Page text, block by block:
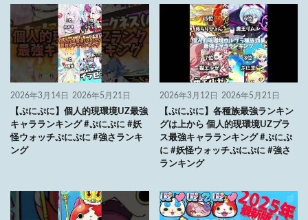
2026年3月14日 2026年5月21日
【ぷにぷに】個人的現環境UZ最強
キャラランキング #ぷにぷに #妖
怪ウォッチぷにぷに #強さランキ
ング
2026年3月12日 2026年5月21日
【ぷにぷに】各種族最強ランキン
グは上から 個人的現環境UZプラ
ス最強キャラランキング #ぷにぷ
に #妖怪ウォッチぷにぷに #強さ
ランキング